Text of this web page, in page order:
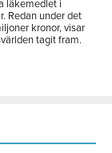
läkemedlet i
Redan under det
kronor, visar
tagit fram.